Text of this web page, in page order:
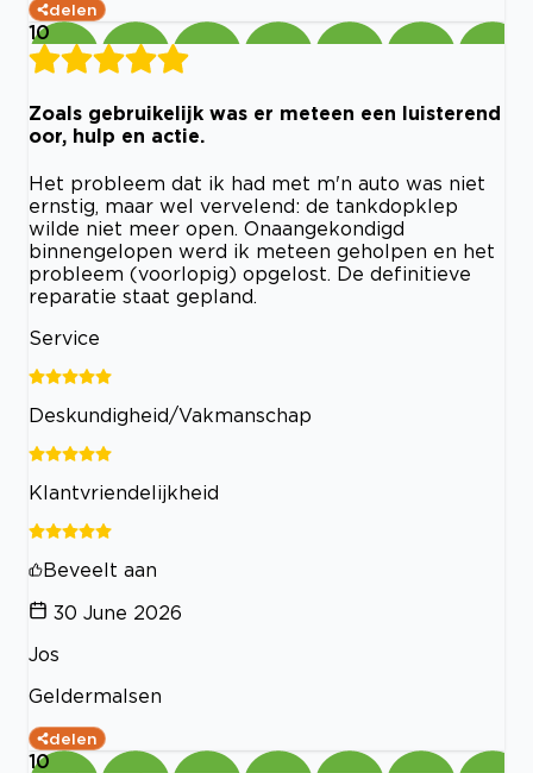
delen
10
Zoals gebruikelijk was er meteen een luisterend
oor, hulp en actie.
Het probleem dat ik had met m'n auto was niet
ernstig, maar wel vervelend: de tankdopklep
wilde niet meer open. Onaangekondigd
binnengelopen werd ik meteen geholpen en het
probleem (voorlopig) opgelost. De definitieve
reparatie staat gepland.
Service
Deskundigheid/Vakmanschap
Klantvriendelijkheid
Beveelt aan
30 June 2026
Jos
Geldermalsen
delen
10